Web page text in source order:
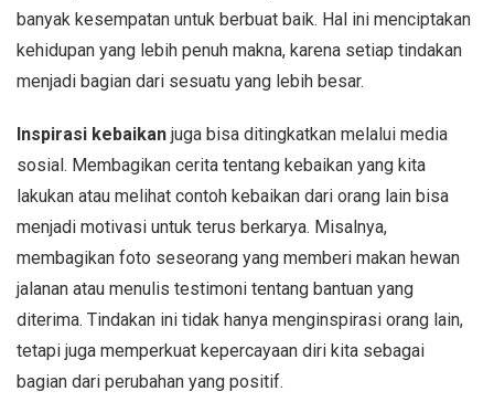
banyak kesempatan untuk berbuat baik. Hal ini menciptakan
kehidupan yang lebih penuh makna, karena setiap tindakan
menjadi bagian dari sesuatu yang lebih besar.
Inspirasi kebaikan juga bisa ditingkatkan melalui media
sosial. Membagikan cerita tentang kebaikan yang kita
lakukan atau melihat contoh kebaikan dari orang lain bisa
menjadi motivasi untuk terus berkarya. Misalnya,
membagikan foto seseorang yang memberi makan hewan
jalanan atau menulis testimoni tentang bantuan yang
diterima. Tindakan ini tidak hanya menginspirasi orang lain,
tetapi juga memperkuat kepercayaan diri kita sebagai
bagian dari perubahan yang positif.